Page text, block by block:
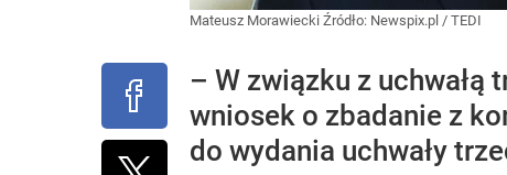
Mateusz Morawiecki Źródło: Newspix.pl / TEDI
– W związku z uchwałą
wniosek o zbadanie z
do wydania uchwały